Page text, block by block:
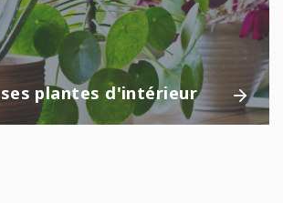
plantes d'intérieur